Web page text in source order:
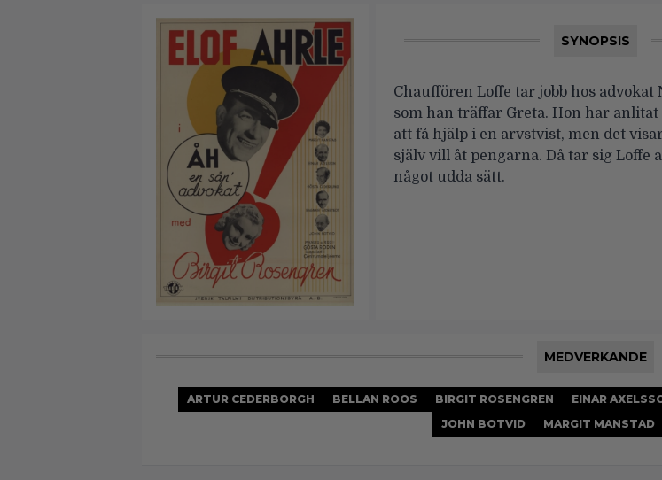
SYNOPSIS
Chauffören Loffe tar jobb hos
som han träffar Greta. Hon har
att få hjälp i en arvstvist, men det
själv vill åt pengarna. Då tar sig Loffe
något udda sätt.
MEDVERKANDE
ARTUR CEDERBORGH BELLAN ROOS BIRGIT ROSENGREN EINAR
JOHN BOTVID
MARGIT MANSTAD